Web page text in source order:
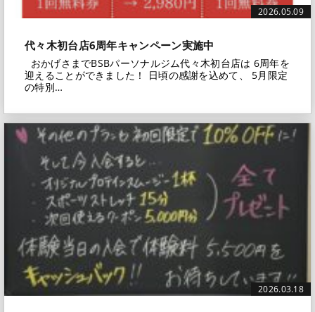
2026.05.09
代々木初台店6周年キャンペーン実施中
おかげさまでBSBパーソナルジム代々木初台店は 6周年を
迎えることができました！ 日頃の感謝を込めて、 5月限定
の特別…
2026.03.18